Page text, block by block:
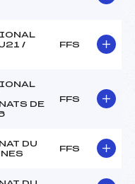
/
FFS
DE
FFS
DU
FFS